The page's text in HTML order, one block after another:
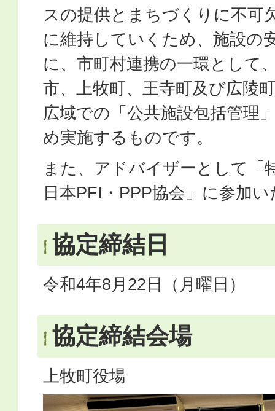
スの提供とまちづくりに不可
に維持していくため、施設の
に、市町村連携の一環として
市、上牧町、王寺町及び広陵
広域での「公共施設包括管理
め実施するものです。
また、アドバイザーとして「
日本PFI・PPP協会」に参加
協定締結日
令和4年8月22日（月曜日）
協定締結会場
上牧町役場